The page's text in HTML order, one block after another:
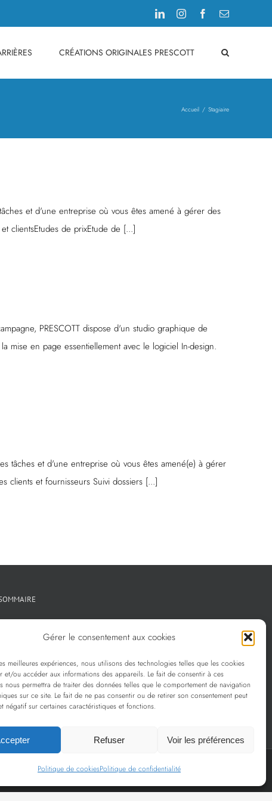
Gérer le consentement aux cookies
meilleures expériences, nous utilisons des technologies telles que les cookies
et/ou accéder aux informations des appareils. Le fait de consentir à ces
nous permettra de traiter des données telles que le comportement de navigation
sur ce site. Le fait de ne pas consentir ou de retirer son consentement peut
négatif sur certaines caractéristiques et fonctions.
Refuser Voir les préférences
Politique de cookiesPolitique de confidentialité
LinkedInInstagramFacebook
Email
CRÉATIONS ORIGINALES PRESCOTT
Accueil Stagiaire
et d'une entreprise où vous êtes amené à gérer des
clientsEtudes de prixEtude de [...]
PRESCOTT dispose d'un studio graphique de
mise en page essentiellement avec le logiciel In-design.
tâches et d'une entreprise où vous êtes amené(e) à gérer
clients et fournisseurs Suivi dossiers [...]
La sélection Prescott
Services
Politique de confidentialité